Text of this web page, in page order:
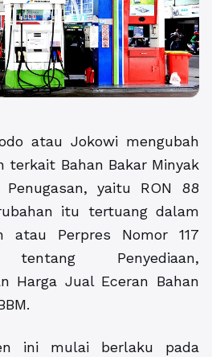
atau Jokowi mengubah
terkait Bahan Bakar Minyak
yaitu RON 88
itu tertuang dalam
atau Perpres Nomor 117
Penyediaan,
Harga Jual Eceran Bahan
ini mulai berlaku pada